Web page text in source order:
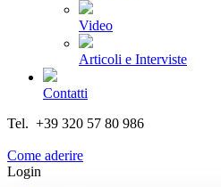
Video
Articoli e Interviste
Contatti
Tel. +39 320 57 80 986
Come aderire
Login